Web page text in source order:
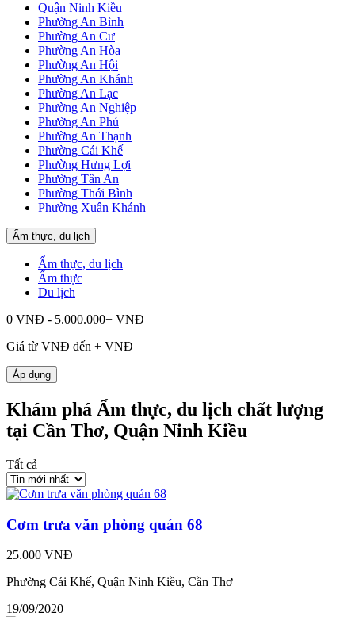
Quận Ninh Kiều
Phường An Bình
Phường An Cư
Phường An Hòa
Phường An Hội
Phường An Khánh
Phường An Lạc
Phường An Nghiệp
Phường An Phú
Phường An Thạnh
Phường Cái Khế
Phường Hưng Lợi
Phường Tân An
Phường Thới Bình
Phường Xuân Khánh
Ẩm thực, du lịch
Ẩm thực, du lịch
Ẩm thực
Du lịch
0 VNĐ - 5.000.000+ VNĐ
Giá từ VNĐ đến + VNĐ
Áp dụng
Khám phá Ẩm thực, du lịch chất lượng
tại Cần Thơ, Quận Ninh Kiều
Tất cả
Cơm trưa văn phòng quán 68
25.000 VNĐ
Phường Cái Khế, Quận Ninh Kiều, Cần Thơ
19/09/2020